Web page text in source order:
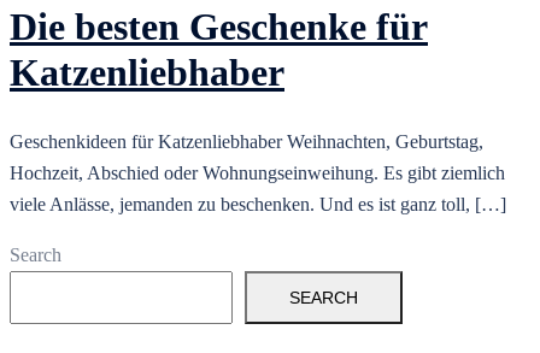
Die besten Geschenke für
Katzenliebhaber
Geschenkideen für Katzenliebhaber Weihnachten, Geburtstag,
Hochzeit, Abschied oder Wohnungseinweihung. Es gibt ziemlich
viele Anlässe, jemanden zu beschenken. Und es ist ganz toll, […]
Search
SEARCH